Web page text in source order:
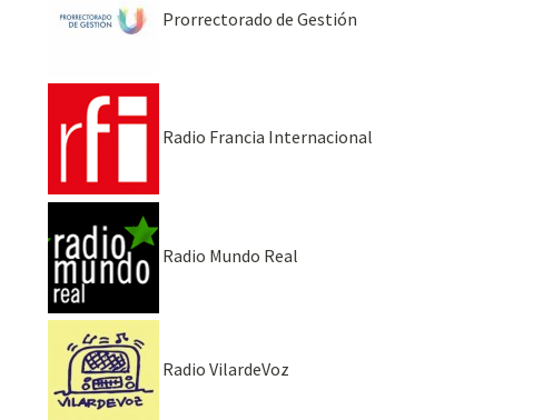
Prorrectorado de Gestión
Radio Francia Internacional
Radio Mundo Real
Radio VilardeVoz